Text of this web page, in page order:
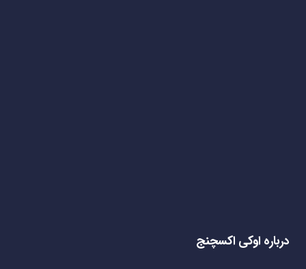
درباره اوکی اکسچنج